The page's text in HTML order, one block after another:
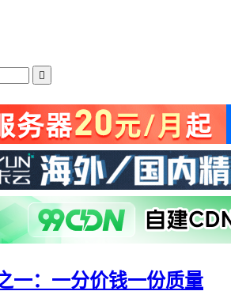

一：一分价钱一份质量